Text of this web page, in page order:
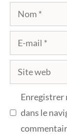
Nom
mail
Site
web
Enregistrer
dans le